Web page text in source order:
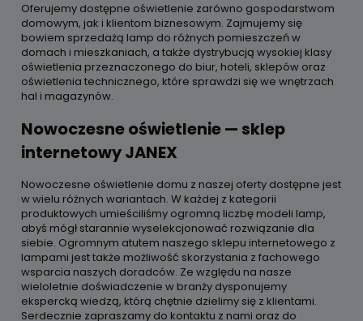
Oferujemy dostępne oświetlenie zarówno gospodarstwom
domowym, jak i klientom biznesowym. Zajmujemy się
bowiem sprzedażą lamp do różnych pomieszczeń w
domach i mieszkaniach, a także dystrybucją wysokiej klasy
oświetlenia przeznaczonego do biur, hoteli, sklepów oraz
oświetlenia technicznego, które sprawdzi się we wnętrzach
hal i magazynów.
Nowoczesne oświetlenie — sklep
internetowy JANEX
Nowoczesne oświetlenie domu z naszej oferty dostępne jest
w wielu różnych wariantach. W każdej z kategorii
produktowych umieściliśmy ogromną liczbę modeli lamp,
abyś mógł starannie wyselekcjonować rozwiązanie dla
siebie. Ogromnym atutem naszego sklepu internetowego z
lampami jest także możliwość skorzystania z fachowego
wsparcia naszych doradców. Ze względu na nasze
wieloletnie doświadczenie w branży dysponujemy
ekspercką wiedzą, którą chętnie dzielimy się z klientami.
Serdecznie zapraszamy do kontaktu z nami oraz do